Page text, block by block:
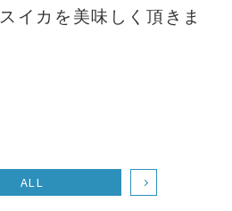
イカを美味しく頂きま
ALL